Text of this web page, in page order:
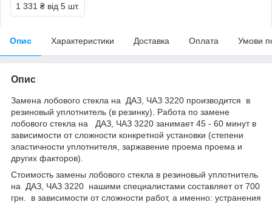
1 331 ₴ від 5 шт.
Опис Характеристики Доставка Оплата Умови
Опис
Замена лобового стекла на ДАЗ, ЧАЗ 3220 производится в
резиновый уплотнитель (в резинку). Работа по замене
лобового стекла на ДАЗ, ЧАЗ 3220 занимает 45 - 60 минут в
зависимости от сложности конкретной установки (степени
эластичности уплотнителя, заржавение проема проема и
других факторов).
Стоимость замены лобового стекла в резиновый уплотнитель
на ДАЗ, ЧАЗ 3220 нашими специалистами составляет от 700
грн. в зависимости от сложности работ, а именно: устранения